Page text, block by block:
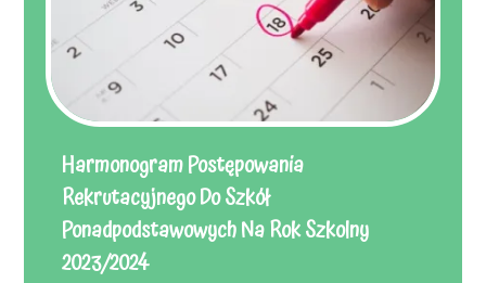
Harmonogram Postępowania
Rekrutacyjnego Do Szkół
Ponadpodstawowych Na Rok Szkolny
2023/2024